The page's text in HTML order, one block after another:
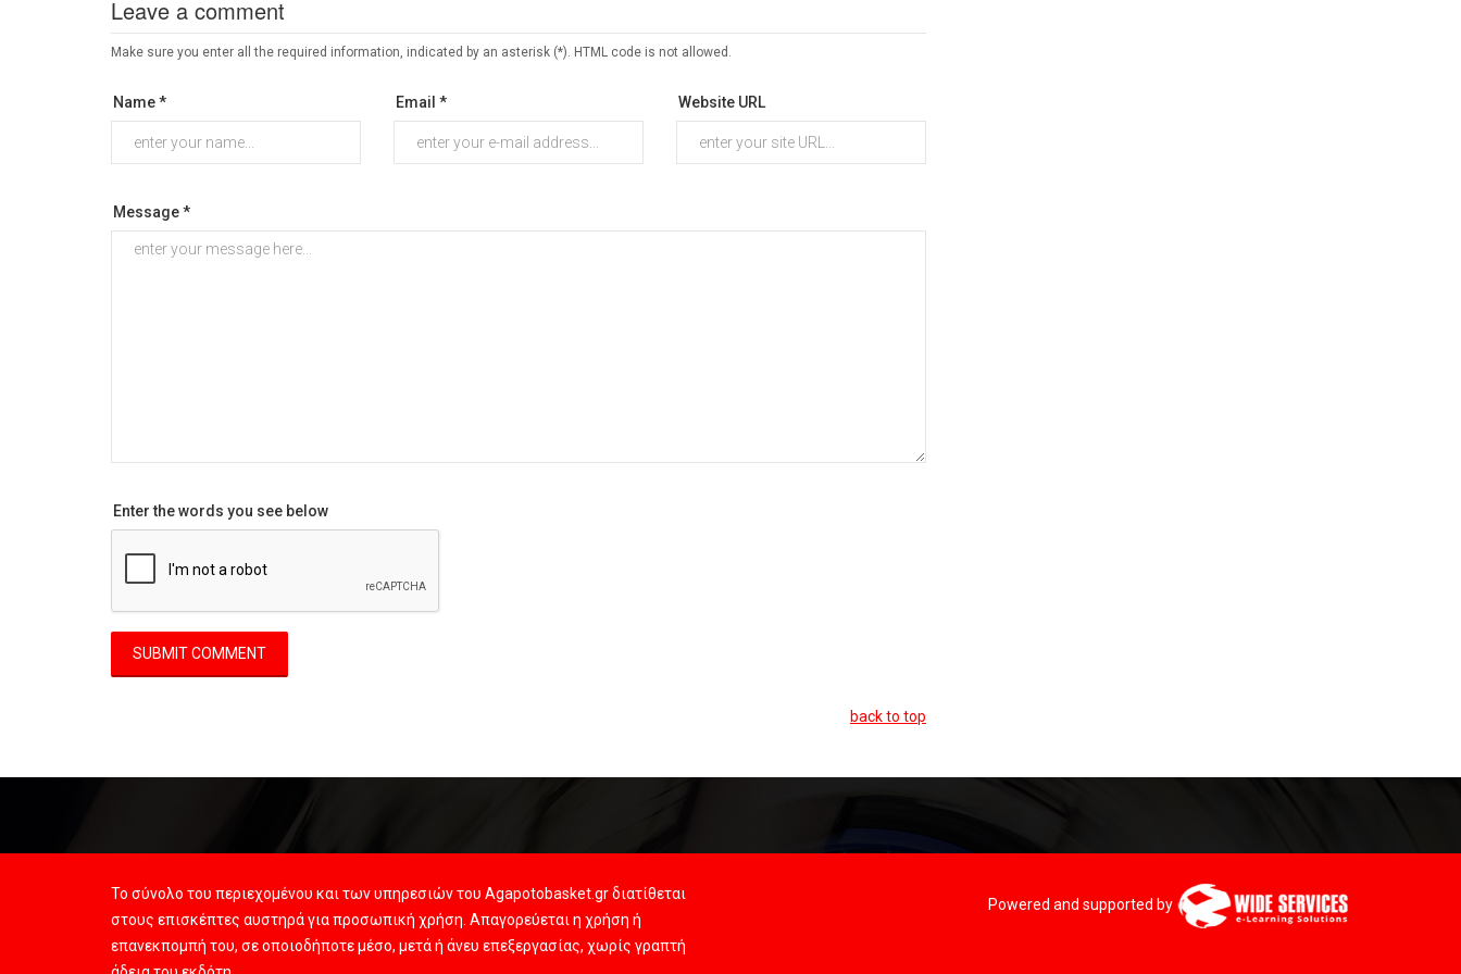
Leave a comment
Make sure you enter all the required information, indicated by an asterisk (*). HTML code is not allowed.
Name * Email * Website URL
Message *
Enter the words you see below
back to top
Το σύνολο του περιεχομένου και των υπηρεσιών του Agapotobasket.gr διατίθεται
στους επισκέπτες αυστηρά για προσωπική χρήση. Απαγορεύεται η χρήση ή
επανεκπομπή του, σε οποιοδήποτε μέσο, μετά ή άνευ επεξεργασίας, χωρίς γραπτή
Powered and supported by